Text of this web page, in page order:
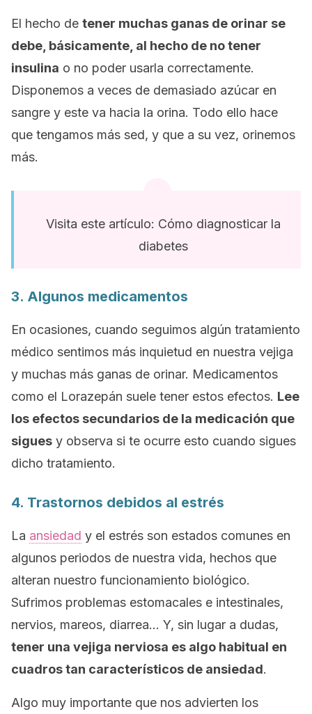
El hecho de tener muchas ganas de orinar se
debe, básicamente, al hecho de no tener
insulina o no poder usarla correctamente.
Disponemos a veces de demasiado azúcar en
sangre y este va hacia la orina. Todo ello hace
que tengamos más sed, y que a su vez, orinemos
más.
Visita este artículo: Cómo diagnosticar la
diabetes
3. Algunos medicamentos
En ocasiones, cuando seguimos algún tratamiento
médico sentimos más inquietud en nuestra vejiga
y muchas más ganas de orinar. Medicamentos
como el Lorazepán suele tener estos efectos. Lee
los efectos secundarios de la medicación que
sigues y observa si te ocurre esto cuando sigues
dicho tratamiento.
4. Trastornos debidos al estrés
La ansiedad y el estrés son estados comunes en
algunos periodos de nuestra vida, hechos que
alteran nuestro funcionamiento biológico.
Sufrimos problemas estomacales e intestinales,
nervios, mareos, diarrea… Y, sin lugar a dudas,
tener una vejiga nerviosa es algo habitual en
cuadros tan característicos de ansiedad.
Algo muy importante que nos advierten los